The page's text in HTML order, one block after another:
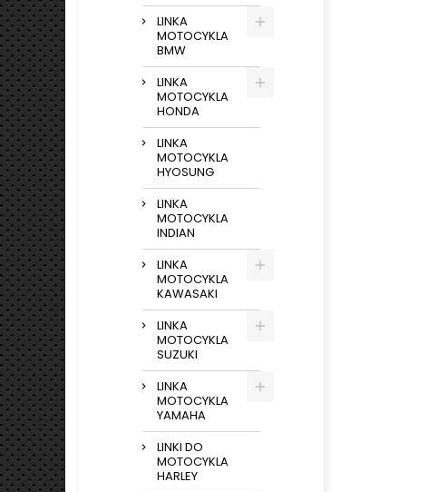
LINKA
MOTOCYKLA
BMW
LINKA
MOTOCYKLA
HONDA
LINKA
MOTOCYKLA
HYOSUNG
LINKA
MOTOCYKLA
INDIAN
LINKA
MOTOCYKLA
KAWASAKI
LINKA
MOTOCYKLA
SUZUKI
LINKA
MOTOCYKLA
YAMAHA
LINKI DO
MOTOCYKLA
HARLEY